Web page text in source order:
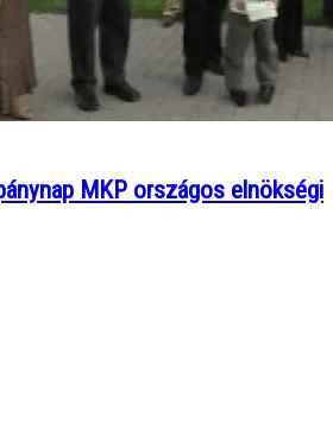
MKP országos elnökségi